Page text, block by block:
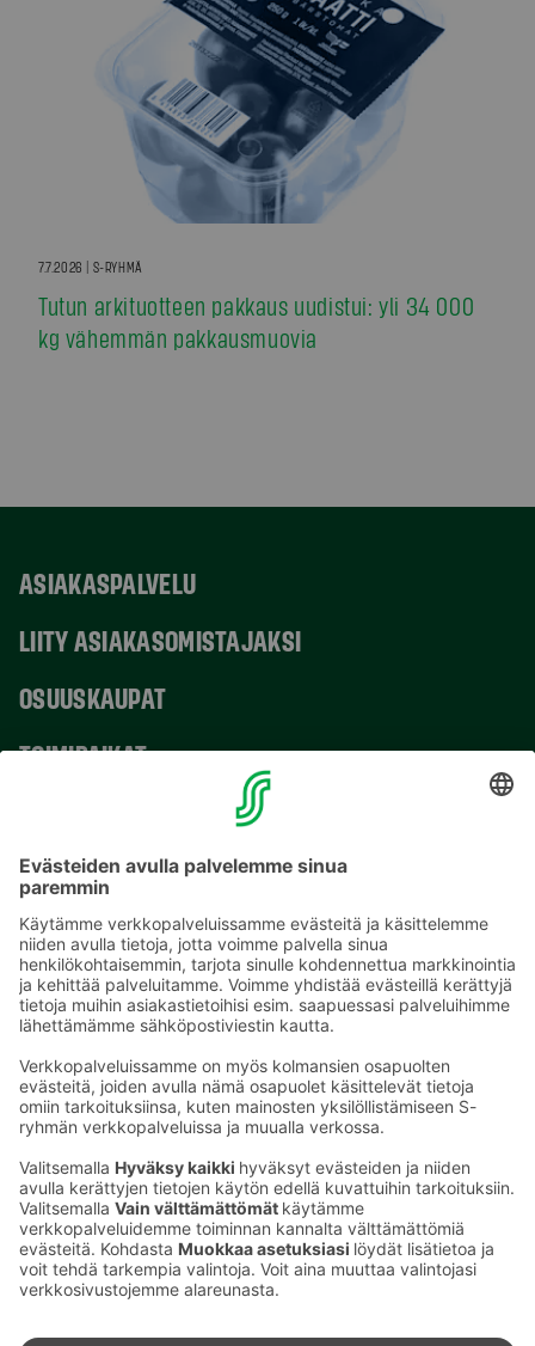
7.7.2026 | S-RYHMÄ
Tutun arkituotteen pakkaus uudistui: yli 34 000
kg vähemmän pakkausmuovia
ASIAKASPALVELU
LIITY ASIAKASOMISTAJAKSI
OSUUSKAUPAT
TOIMIPAIKAT
Sähköpostiosoitteet S-ryhmässä ovat muotoa
etunimi.sukunimi@sok.fi
Seuraa meitä: